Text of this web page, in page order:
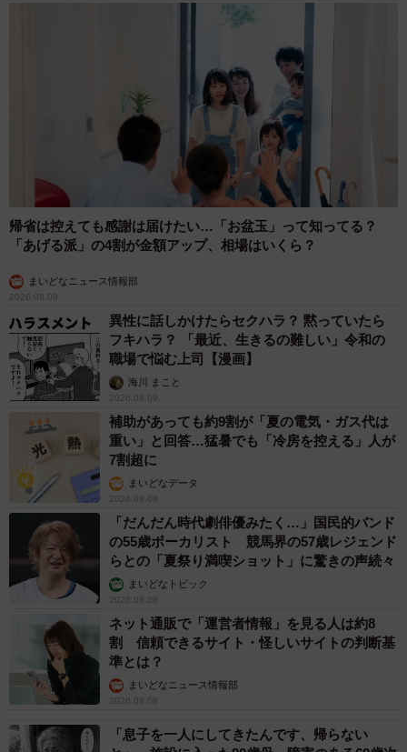
帰省は控えても感謝は届けたい…「お盆玉」って知ってる？
「あげる派」の4割が金額アップ、相場はいくら？
まいどなニュース情報部
2026.08.09
異性に話しかけたらセクハラ？ 黙っていたら
フキハラ？ 「最近、生きるの難しい」令和の
職場で悩む上司【漫画】
海川 まこと
2026.08.09
補助があっても約9割が「夏の電気・ガス代は
重い」と回答…猛暑でも「冷房を控える」人が
7割超に
まいどなデータ
2026.08.08
「だんだん時代劇俳優みたく…」国民的バンド
の55歳ボーカリスト 競馬界の57歳レジェンド
らとの「夏祭り満喫ショット」に驚きの声続々
まいどなトピック
2026.08.08
ネット通販で「運営者情報」を見る人は約8
割 信頼できるサイト・怪しいサイトの判断基
準とは？
まいどなニュース情報部
2026.08.08
「息子を一人にしてきたんです、帰らない